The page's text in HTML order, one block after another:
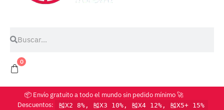
0
📦 Envío gratuito a todo el mundo sin pedido mínimo 🚀
Descuentos:
🎽X2 8%, 🎽X3 10%, 🎽X4 12%, 🎽X5+ 15%